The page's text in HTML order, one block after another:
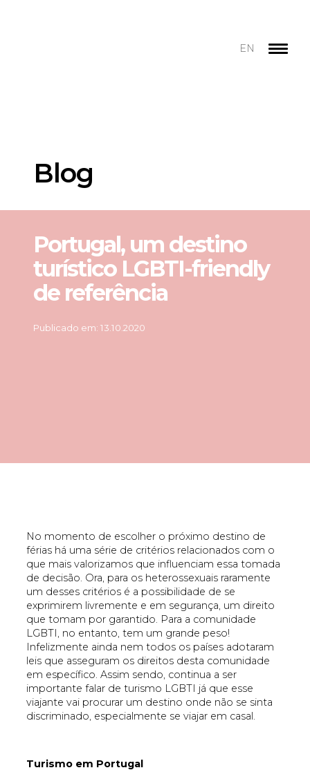
EN
Blog
Portugal, um destino
turístico LGBTI-friendly
de referência
Publicado em: 13.10.2020
No momento de escolher o próximo destino de
férias há uma série de critérios relacionados com o
que mais valorizamos que influenciam essa tomada
de decisão. Ora, para os heterossexuais raramente
um desses critérios é a possibilidade de se
exprimirem livremente e em segurança, um direito
que tomam por garantido. Para a comunidade
LGBTI, no entanto, tem um grande peso!
Infelizmente ainda nem todos os países adotaram
leis que asseguram os direitos desta comunidade
em específico. Assim sendo, continua a ser
importante falar de turismo LGBTI já que esse
viajante vai procurar um destino onde não se sinta
discriminado, especialmente se viajar em casal.
Turismo em Portugal